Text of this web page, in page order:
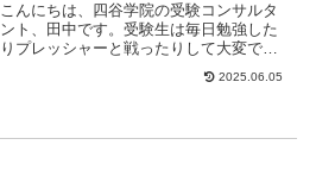
こんにちは、四谷学院の受験コンサルタ
ント、田中です。受験生は毎日勉強した
りプレッシャーと戦ったりして大変で
す。一方で、保護者の方からも「受験生
2025.06.05